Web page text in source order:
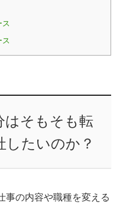
ス
ス
はそもそも転
したいのか？
事の内容や職種を変える